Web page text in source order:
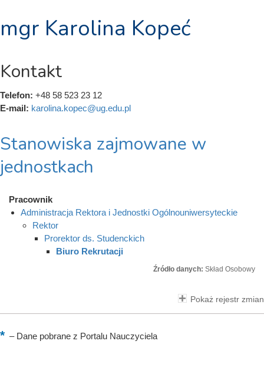
mgr Karolina Kopeć
Kontakt
Telefon: +48 58 523 23 12
E-mail: karolina.kopec@ug.edu.pl
Stanowiska zajmowane w
jednostkach
Pracownik
Administracja Rektora i Jednostki Ogólnouniwersyteckie
Rektor
Prorektor ds. Studenckich
Biuro Rekrutacji
Źródło danych: Skład Osobowy
Pokaż rejestr zmian
–Dane pobrane z Portalu Nauczyciela